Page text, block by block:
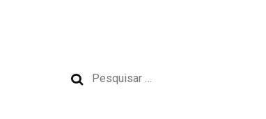
Pesquisar